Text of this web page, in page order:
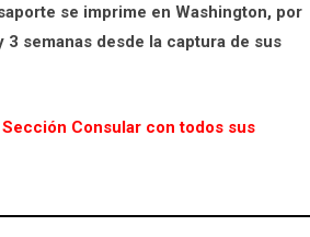
se imprime en Washington, por
semanas desde la captura de sus
Consular con todos sus